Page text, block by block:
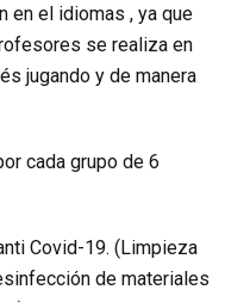
en el idiomas , ya que
se realiza en
jugando y de manera
cada grupo de 6
Covid-19. (Limpieza
de materiales